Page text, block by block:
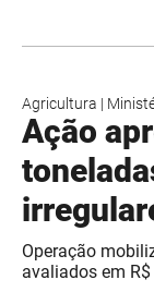
Agricultura |
Ação
Operação
avaliados em